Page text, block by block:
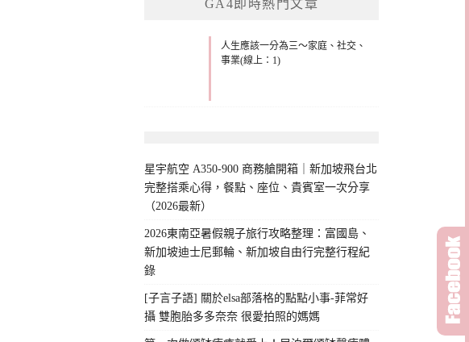
GA4即時熱門文章
人生應該一分為三～家庭、社交、
事業(線上：1)
星宇航空 A350-900 商務艙開箱｜新加坡飛台北
完整搭乘心得，餐點、座位、貴賓室一次分享
（2026最新）
2026東南亞暑假親子旅行攻略整理：富國島、
新加坡迪士尼郵輪、新加坡自由行完整行程紀
錄
[子言子語] 關於elsa部落格的點點小事-菲常好
攝 雙胞胎多多奈奈 很愛拍照的媽媽